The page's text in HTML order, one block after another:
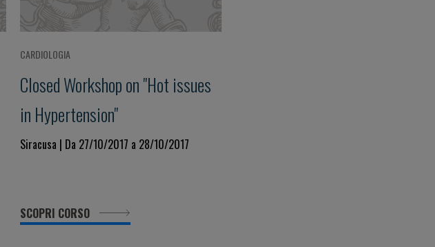
CARDIOLOGIA
Closed Workshop on "Hot issues
in Hypertension"
Siracusa | Da 27/10/2017 a 28/10/2017
SCOPRI CORSO